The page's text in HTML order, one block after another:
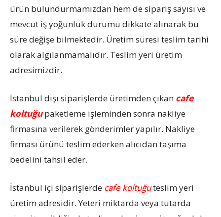
ürün bulundurmamızdan hem de sipariş sayısı ve
mevcut iş yoğunluk durumu dikkate alınarak bu
süre değişe bilmektedir. Üretim süresi teslim tarihi
olarak algılanmamalıdır. Teslim yeri üretim
adresimizdir.
İstanbul dışı siparişlerde üretimden çıkan cafe
koltuğupaketleme işleminden sonra nakliye
firmasına verilerek gönderimler yapılır. Nakliye
firması ürünü teslim ederken alıcıdan taşıma
bedelini tahsil eder.
İstanbul içi siparişlerde cafe koltuğuteslim yeri
üretim adresidir. Yeteri miktarda veya tutarda